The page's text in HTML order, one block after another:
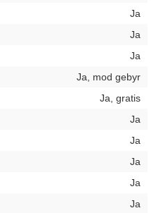
Ja
Ja
Ja
Ja, mod gebyr
Ja, gratis
Ja
Ja
Ja
Ja
Ja